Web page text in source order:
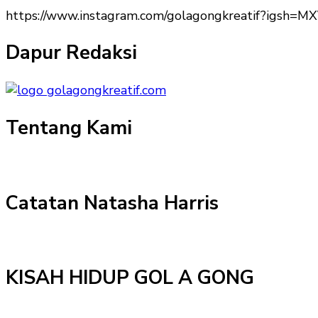
https://www.instagram.com/
Dapur Redaksi
Tentang Kami
Catatan Natasha Harris
KISAH HIDUP GOL A GONG